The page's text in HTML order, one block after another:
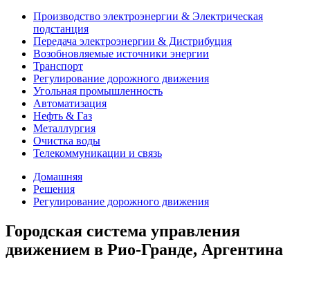
Производство электроэнергии & Электрическая
подстанция
Передача электроэнергии & Дистрибуция
Возобновляемые источники энергии
Транспорт
Регулирование дорожного движения
Угольная промышленность
Автоматизация
Нефть & Газ
Металлургия
Очистка воды
Телекоммуникации и связь
Домашняя
Решения
Регулирование дорожного движения
Городская система управления
движением в Рио-Гранде, Аргентина